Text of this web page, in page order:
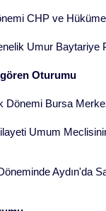
CHP ve
Umur Baytariye
Oturumu
Dönemi Bursa
Umum Meclisinin
Aydın'da